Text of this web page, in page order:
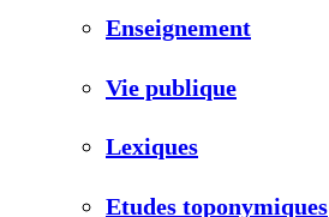
Enseignement
Vie publique
Lexiques
Etudes toponymiques